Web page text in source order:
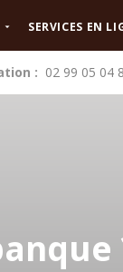
SERVICES EN
: 02 99 05 04